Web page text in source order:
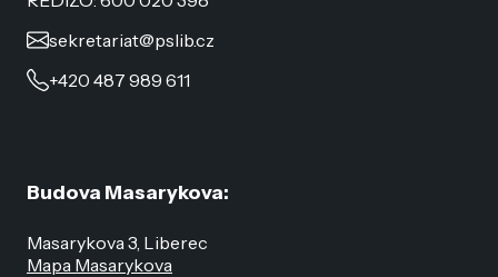
sekretariat@pslib.cz
+420 487 989 611
Budova Masarykova:
Masarykova 3, Liberec
Mapa Masarykova